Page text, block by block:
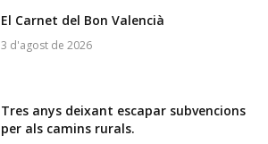
El Carnet del Bon Valencià
3 d'agost de 2026
Tres anys deixant escapar subvencions
per als camins rurals.